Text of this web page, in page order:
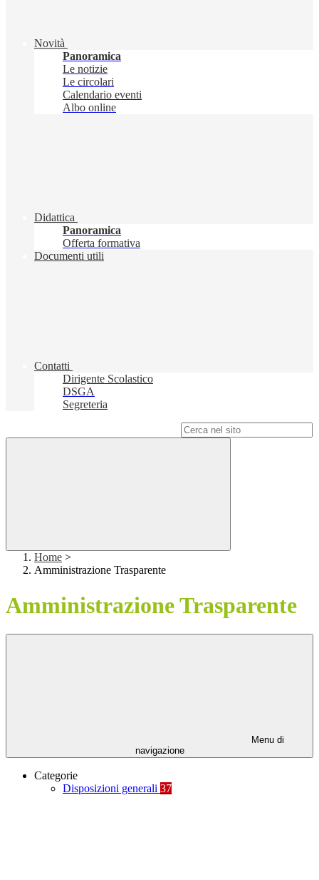
Novità
Panoramica
Le notizie
Le circolari
Calendario eventi
Albo online
Didattica
Panoramica
Offerta formativa
Documenti utili
Contatti
Dirigente Scolastico
DSGA
Segreteria
Home >
Amministrazione Trasparente
Amministrazione Trasparente
Menu di
navigazione
Categorie
Disposizioni generali 37